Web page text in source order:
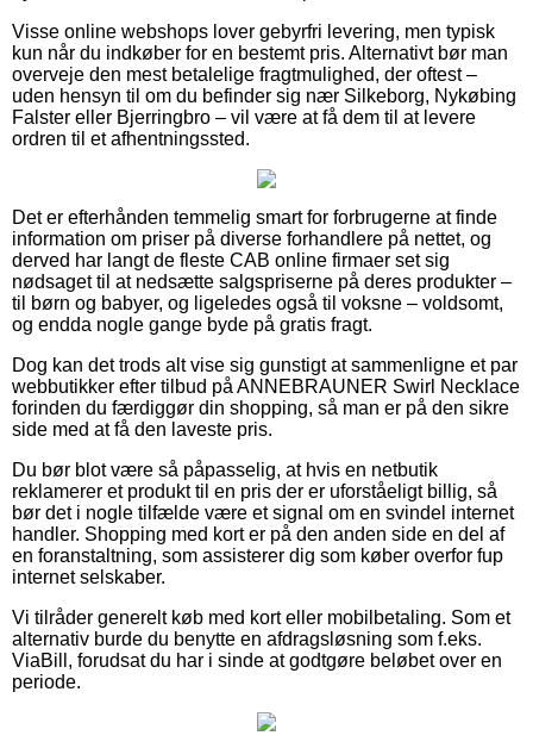
Visse online webshops lover gebyrfri levering, men typisk
kun når du indkøber for en bestemt pris. Alternativt bør man
overveje den mest betalelige fragtmulighed, der oftest –
uden hensyn til om du befinder sig nær Silkeborg, Nykøbing
Falster eller Bjerringbro – vil være at få dem til at levere
ordren til et afhentningssted.
Det er efterhånden temmelig smart for forbrugerne at finde
information om priser på diverse forhandlere på nettet, og
derved har langt de fleste CAB online firmaer set sig
nødsaget til at nedsætte salgspriserne på deres produkter –
til børn og babyer, og ligeledes også til voksne – voldsomt,
og endda nogle gange byde på gratis fragt.
Dog kan det trods alt vise sig gunstigt at sammenligne et par
webbutikker efter tilbud på ANNEBRAUNER Swirl Necklace
forinden du færdiggør din shopping, så man er på den sikre
side med at få den laveste pris.
Du bør blot være så påpasselig, at hvis en netbutik
reklamerer et produkt til en pris der er uforståeligt billig, så
bør det i nogle tilfælde være et signal om en svindel internet
handler. Shopping med kort er på den anden side en del af
en foranstaltning, som assisterer dig som køber overfor fup
internet selskaber.
Vi tilråder generelt køb med kort eller mobilbetaling. Som et
alternativ burde du benytte en afdragsløsning som f.eks.
ViaBill, forudsat du har i sinde at godtgøre beløbet over en
periode.